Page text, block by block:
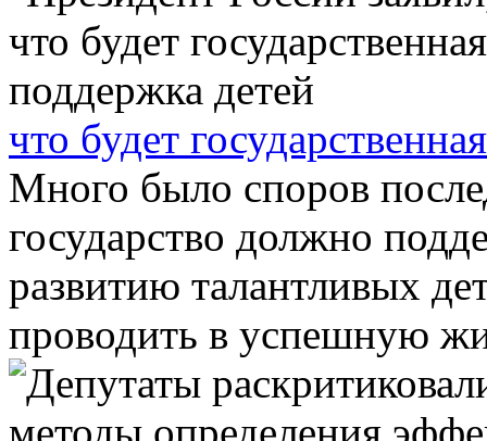
что будет
Много было споров
государство должно
развитию талантливых
проводить в успешную